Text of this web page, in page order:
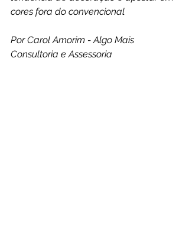
cores fora do convencional
Por Carol Amorim - Algo Mais
Consultoria e Assessoria